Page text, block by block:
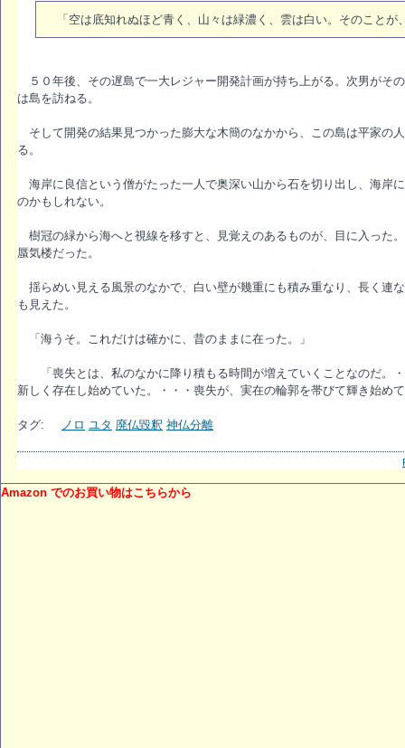
「空は底知れぬほど青く、山々は緑濃く、雲は白い。そのことが
５０年後、その遅島で一大レジャー開発計画が持ち上がる。次男がそ
は島を訪ねる。
そして開発の結果見つかった膨大な木簡のなかから、この島は平家の
る。
海岸に良信という僧がたった一人で奥深い山から石を切り出し、海岸
のかもしれない。
樹冠の緑から海へと視線を移すと、見覚えのあるものが、目に入った
蜃気楼だった。
揺らめい見える風景のなかで、白い壁が幾重にも積み重なり、長く連
も見えた。
「海うそ。これだけは確かに、昔のままに在った。」
「喪失とは、私のなかに降り積もる時間が増えていくことなのだ。
新しく存在し始めていた。・・・喪失が、実在の輪郭を帯びて輝き始め
タグ: ノロ ユタ 廃仏毀釈 神仏分離
Amazon でのお買い物はこちらから